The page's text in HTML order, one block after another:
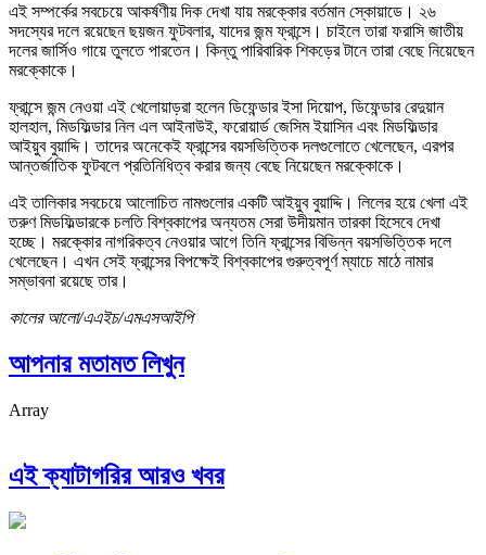
এই সম্পর্কের সবচেয়ে আকর্ষণীয় দিক দেখা যায় মরক্কোর বর্তমান স্কোয়াডে। ২৬
সদস্যের দলে রয়েছেন ছয়জন ফুটবলার, যাদের জন্ম ফ্রান্সে। চাইলে তারা ফরাসি জাতীয়
দলের জার্সিও গায়ে তুলতে পারতেন। কিন্তু পারিবারিক শিকড়ের টানে তারা বেছে নিয়েছেন
মরক্কোকে।
ফ্রান্সে জন্ম নেওয়া এই খেলোয়াড়রা হলেন ডিফেন্ডার ইসা দিয়োপ, ডিফেন্ডার রেদুয়ান
হালহাল, মিডফিল্ডার নিল এল আইনাউই, ফরোয়ার্ড জেসিম ইয়াসিন এবং মিডফিল্ডার
আইয়ুব বুয়াদ্দি। তাদের অনেকেই ফ্রান্সের বয়সভিত্তিক দলগুলোতে খেলেছেন, এরপর
আন্তর্জাতিক ফুটবলে প্রতিনিধিত্ব করার জন্য বেছে নিয়েছেন মরক্কোকে।
এই তালিকার সবচেয়ে আলোচিত নামগুলোর একটি আইয়ুব বুয়াদ্দি। লিলের হয়ে খেলা এই
তরুণ মিডফিল্ডারকে চলতি বিশ্বকাপের অন্যতম সেরা উদীয়মান তারকা হিসেবে দেখা
হচ্ছে। মরক্কোর নাগরিকত্ব নেওয়ার আগে তিনি ফ্রান্সের বিভিন্ন বয়সভিত্তিক দলে
খেলেছেন। এখন সেই ফ্রান্সের বিপক্ষেই বিশ্বকাপের গুরুত্বপূর্ণ ম্যাচে মাঠে নামার
সম্ভাবনা রয়েছে তার।
কালের আলো/এএইচ/এমএসআইপি
আপনার মতামত লিখুন
Array
এই ক্যাটাগরির আরও খবর